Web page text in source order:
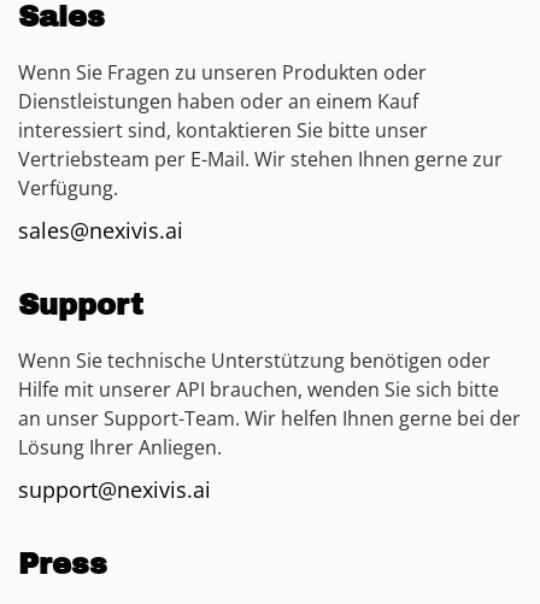
Sales
Wenn Sie Fragen zu unseren Produkten oder
Dienstleistungen haben oder an einem Kauf
interessiert sind, kontaktieren Sie bitte unser
Vertriebsteam per E-Mail. Wir stehen Ihnen gerne zur
Verfügung.
sales@nexivis.ai
Support
Wenn Sie technische Unterstützung benötigen oder
Hilfe mit unserer API brauchen, wenden Sie sich bitte
an unser Support-Team. Wir helfen Ihnen gerne bei der
Lösung Ihrer Anliegen.
support@nexivis.ai
Press